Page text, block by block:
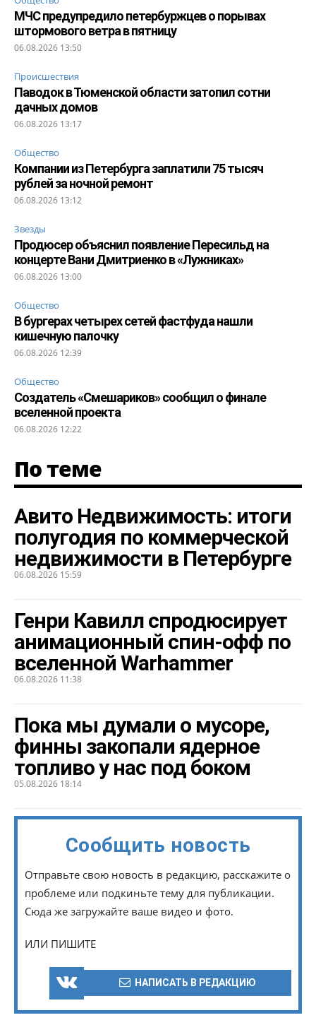
МЧС предупредило петербуржцев о порывах
штормового ветра в пятницу
06.08.2026 13:50
Происшествия
Паводок в Тюменской области затопил сотни
дачных домов
06.08.2026 13:17
Общество
Компании из Петербурга заплатили 75 тысяч
рублей за ночной ремонт
06.08.2026 13:12
Звезды
Продюсер объяснил появление Пересильд на
концерте Вани Дмитриенко в «Лужниках»
06.08.2026 13:00
Общество
В бургерах четырех сетей фастфуда нашли
кишечную палочку
06.08.2026 12:39
Общество
Создатель «Смешариков» сообщил о финале
вселенной проекта
06.08.2026 12:22
По теме
Авито Недвижимость: итоги
полугодия по коммерческой
недвижимости в Петербурге
06.08.2026 15:59
Генри Кавилл спродюсирует
анимационный спин-офф по
вселенной Warhammer
06.08.2026 11:38
Пока мы думали о мусоре,
финны закопали ядерное
топливо у нас под боком
05.08.2026 18:14
Сообщить новость
Отправьте свою новость в редакцию, расскажите о
проблеме или подкиньте тему для публикации.
Сюда же загружайте ваше видео и фото.
ИЛИ ПИШИТЕ
НАПИСАТЬ В РЕДАКЦИЮ